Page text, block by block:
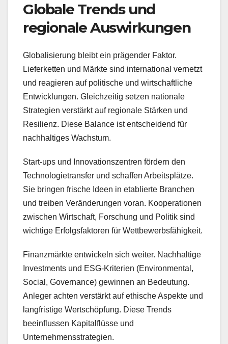
Globale Trends und
regionale Auswirkungen
Globalisierung bleibt ein prägender Faktor.
Lieferketten und Märkte sind international vernetzt
und reagieren auf politische und wirtschaftliche
Entwicklungen. Gleichzeitig setzen nationale
Strategien verstärkt auf regionale Stärken und
Resilienz. Diese Balance ist entscheidend für
nachhaltiges Wachstum.
Start-ups und Innovationszentren fördern den
Technologietransfer und schaffen Arbeitsplätze.
Sie bringen frische Ideen in etablierte Branchen
und treiben Veränderungen voran. Kooperationen
zwischen Wirtschaft, Forschung und Politik sind
wichtige Erfolgsfaktoren für Wettbewerbsfähigkeit.
Finanzmärkte entwickeln sich weiter. Nachhaltige
Investments und ESG-Kriterien (Environmental,
Social, Governance) gewinnen an Bedeutung.
Anleger achten verstärkt auf ethische Aspekte und
langfristige Wertschöpfung. Diese Trends
beeinflussen Kapitalflüsse und
Unternehmensstrategien.